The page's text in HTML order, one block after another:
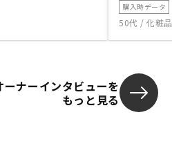
購入時データ
50代 / 化粧
ーナーインタビューを
もっと見る